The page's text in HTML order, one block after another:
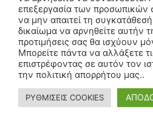
επεξεργασία των προσωπικών
να μην απαιτεί τη
δικαίωμα να αρνηθείτε αυτήν
προτιμήσεις σας θα ισχύουν
Μπορείτε πάντα να αλλάξετε
επιστρέφοντας σε αυτόν τον
την πολιτική απορρήτου μας..
ΡΥΘΜΙΣΕΙΣ COOKIES